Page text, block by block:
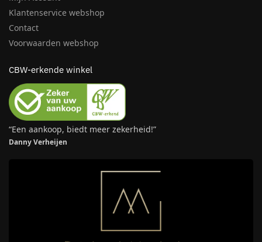
Klantenservice webshop
Contact
Voorwaarden webshop
CBW-erkende winkel
“Een aankoop, biedt meer zekerheid!”
Danny Verheijen